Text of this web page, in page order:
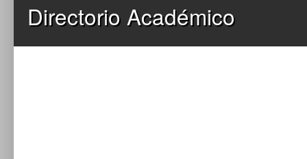
Directorio Académico